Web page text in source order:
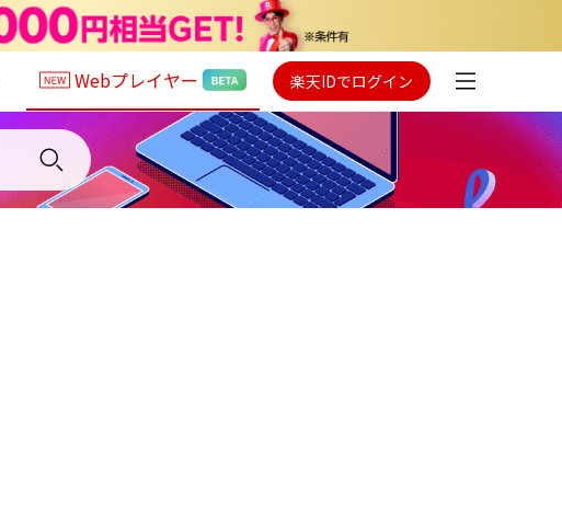
Webプレイヤー 楽天IDでログイン